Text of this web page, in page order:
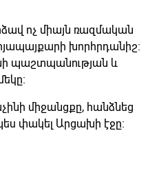
ոչ միայն ռազմական
խորհրդանիշ։
պաշտպանության և
միջանցքը, հանձնեց
փակել Արցախի էջը։